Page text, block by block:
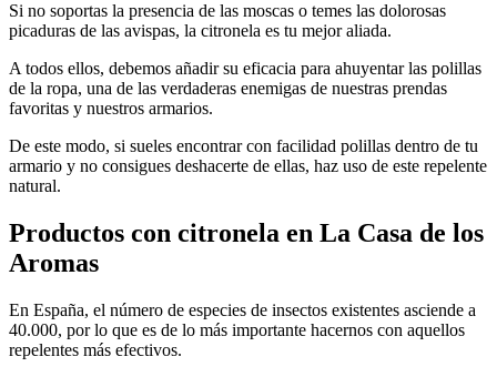
Si no soportas la presencia de las moscas o temes las dolorosas
picaduras de las avispas, la citronela es tu mejor aliada.
A todos ellos, debemos añadir su eficacia para ahuyentar las polillas
de la ropa, una de las verdaderas enemigas de nuestras prendas
favoritas y nuestros armarios.
De este modo, si sueles encontrar con facilidad polillas dentro de tu
armario y no consigues deshacerte de ellas, haz uso de este repelente
natural.
Productos con citronela en La Casa de los
Aromas
En España, el número de especies de insectos existentes asciende a
40.000, por lo que es de lo más importante hacernos con aquellos
repelentes más efectivos.